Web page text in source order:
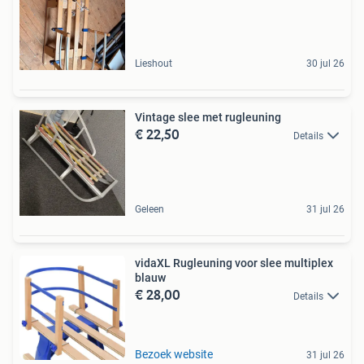
Lieshout 30 jul 26
Vintage slee met rugleuning
€ 22,50 Details
Geleen 31 jul 26
vidaXL Rugleuning voor slee multiplex
blauw
€ 28,00 Details
Bezoek website 31 jul 26